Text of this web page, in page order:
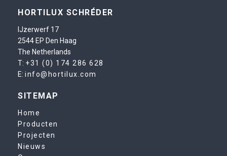
HORTILUX SCHRÉDER
IJzerwerf 17
2544 EP Den Haag
The Netherlands
T: +31 (0) 174 286 628
E: info@hortilux.com
SITEMAP
Home
Producten
Projecten
Nieuws